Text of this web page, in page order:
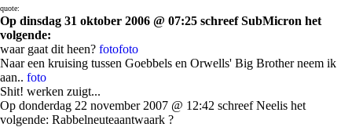
quote:
Op dinsdag 31 oktober 2006 @ 07:25 schreef SubMicron het
volgende:
waar gaat dit heen? fotofoto
Naar een kruising tussen Goebbels en Orwells' Big Brother neem ik
aan.. foto
Shit! werken zuigt...
Op donderdag 22 november 2007 @ 12:42 schreef Neelis het
volgende: Rabbelneuteaantwaark ?